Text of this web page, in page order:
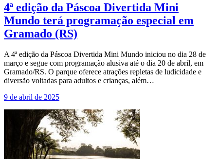
4ª edição da Páscoa Divertida Mini
Mundo terá programação especial em
Gramado (RS)
A 4ª edição da Páscoa Divertida Mini Mundo iniciou no dia 28 de
março e segue com programação alusiva até o dia 20 de abril, em
Gramado/RS. O parque oferece atrações repletas de ludicidade e
diversão voltadas para adultos e crianças, além…
9 de abril de 2025